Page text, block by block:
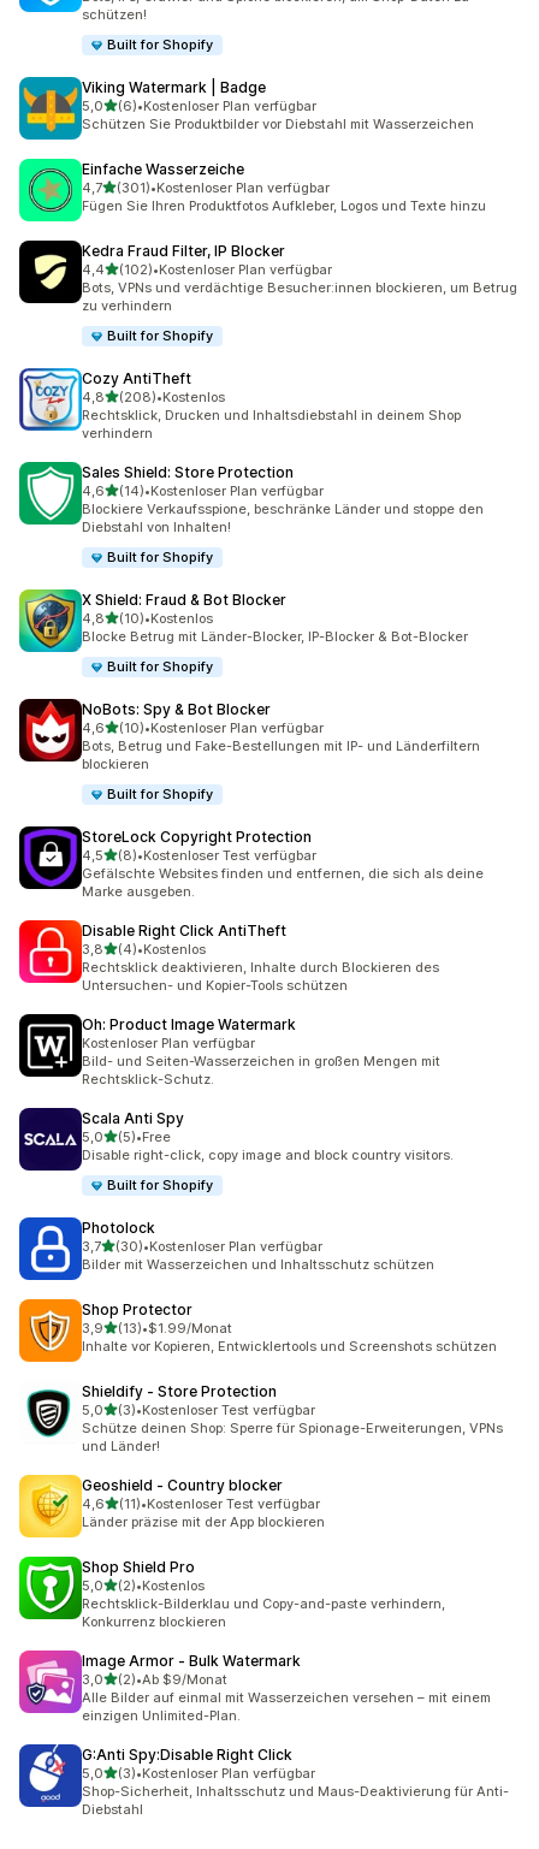
schützen!
Built for Shopify
Viking Watermark | Badge
5,0von 5 Sternen
(6)
6 Rezensionen insgesamt
•Kostenloser Plan verfügbar
Schützen Sie Produktbilder vor Diebstahl mit Wasserzeichen
Einfache Wasserzeiche
4,7von 5 Sternen
(301)
301 Rezensionen insgesamt
•Kostenloser Plan verfügbar
Fügen Sie Ihren Produktfotos Aufkleber, Logos und Texte hinzu
Kedra Fraud Filter, IP Blocker
4,4von 5 Sternen
(102)
102 Rezensionen insgesamt
•Kostenloser Plan verfügbar
Bots, VPNs und verdächtige Besucher:innen blockieren, um Betrug
zu verhindern
Built for Shopify
Cozy AntiTheft
4,8von 5 Sternen
(208)
208 Rezensionen insgesamt
•Kostenlos
Rechtsklick, Drucken und Inhaltsdiebstahl in deinem Shop
verhindern
Sales Shield: Store Protection
4,6von 5 Sternen
(14)
14 Rezensionen insgesamt
•Kostenloser Plan verfügbar
Blockiere Verkaufsspione, beschränke Länder und stoppe den
Diebstahl von Inhalten!
Built for Shopify
X Shield: Fraud & Bot Blocker
4,8von 5 Sternen
(10)
10 Rezensionen insgesamt
•Kostenlos
Blocke Betrug mit Länder-Blocker, IP-Blocker & Bot-Blocker
Built for Shopify
NoBots: Spy & Bot Blocker
4,6von 5 Sternen
(10)
10 Rezensionen insgesamt
•Kostenloser Plan verfügbar
Bots, Betrug und Fake-Bestellungen mit IP- und Länderfiltern
blockieren
Built for Shopify
StoreLock Copyright Protection
4,5von 5 Sternen
(8)
8 Rezensionen insgesamt
•Kostenloser Test verfügbar
Gefälschte Websites finden und entfernen, die sich als deine
Marke ausgeben.
Disable Right Click AntiTheft
3,8von 5 Sternen
(4)
4 Rezensionen insgesamt
•Kostenlos
Rechtsklick deaktivieren, Inhalte durch Blockieren des
Untersuchen- und Kopier-Tools schützen
Oh: Product Image Watermark
Kostenloser Plan verfügbar
Bild- und Seiten-Wasserzeichen in großen Mengen mit
Rechtsklick-Schutz.
Scala Anti Spy
5,0von 5 Sternen
(5)
5 Rezensionen insgesamt
•Free
Disable right-click, copy image and block country visitors.
Built for Shopify
Photolock
3,7von 5 Sternen
(30)
30 Rezensionen insgesamt
•Kostenloser Plan verfügbar
Bilder mit Wasserzeichen und Inhaltsschutz schützen
Shop Protector
3,9von 5 Sternen
(13)
13 Rezensionen insgesamt
•$1.99/Monat
Inhalte vor Kopieren, Entwicklertools und Screenshots schützen
Shieldify ‑ Store Protection
5,0von 5 Sternen
(3)
3 Rezensionen insgesamt
•Kostenloser Test verfügbar
Schütze deinen Shop: Sperre für Spionage-Erweiterungen, VPNs
und Länder!
Geoshield ‑ Country blocker
4,6von 5 Sternen
(11)
11 Rezensionen insgesamt
•Kostenloser Test verfügbar
Länder präzise mit der App blockieren
Shop Shield Pro
5,0von 5 Sternen
(2)
2 Rezensionen insgesamt
•Kostenlos
Rechtsklick-Bilderklau und Copy-and-paste verhindern,
Konkurrenz blockieren
Image Armor ‑ Bulk Watermark
3,0von 5 Sternen
(2)
2 Rezensionen insgesamt
•Ab $9/Monat
Alle Bilder auf einmal mit Wasserzeichen versehen – mit einem
einzigen Unlimited-Plan.
G:Anti Spy:Disable Right Click
5,0von 5 Sternen
(3)
3 Rezensionen insgesamt
•Kostenloser Plan verfügbar
Shop-Sicherheit, Inhaltsschutz und Maus-Deaktivierung für Anti-
Diebstahl